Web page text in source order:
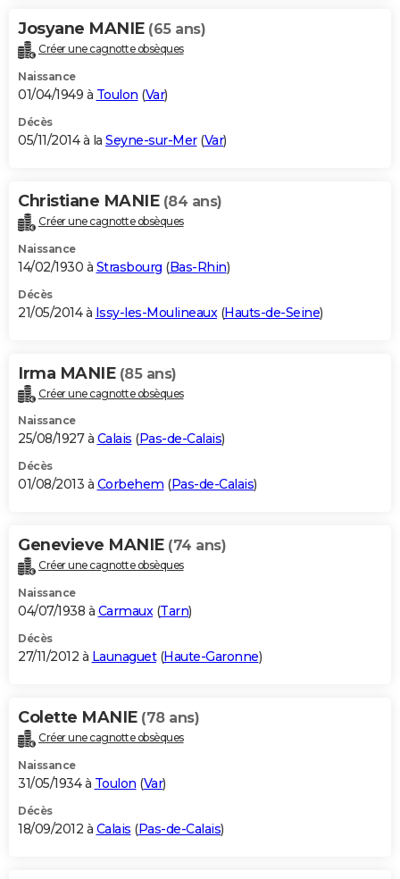
Josyane MANIE (65 ans)
Créer une cagnotte obsèques
Naissance
01/04/1949 à Toulon (Var)
Décès
05/11/2014 à la Seyne-sur-Mer(Var)
Christiane MANIE (84 ans)
Créer une cagnotte obsèques
Naissance
14/02/1930 à Strasbourg (Bas-Rhin)
Décès
21/05/2014 à Issy-les-Moulineaux (Hauts-de-Seine)
Irma MANIE (85 ans)
Créer une cagnotte obsèques
Naissance
25/08/1927 à Calais (Pas-de-Calais)
Décès
01/08/2013 à Corbehem (Pas-de-Calais)
Genevieve MANIE (74 ans)
Créer une cagnotte obsèques
Naissance
04/07/1938 à Carmaux(Tarn)
Décès
27/11/2012 à Launaguet(Haute-Garonne)
Colette MANIE (78 ans)
Créer une cagnotte obsèques
Naissance
31/05/1934 à Toulon (Var)
Décès
18/09/2012 à Calais (Pas-de-Calais)